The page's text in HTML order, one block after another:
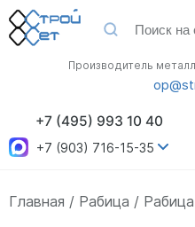
+7 (495) 993 10 40
+7 (903) 716-15-35
Производитель
Главная Рабица